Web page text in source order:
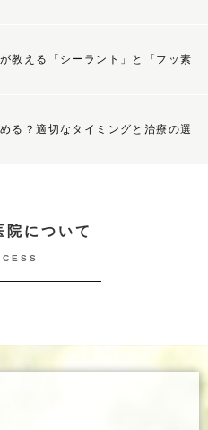
教える「シーラント」と「フッ素
る？適切なタイミングと治療の選
院について